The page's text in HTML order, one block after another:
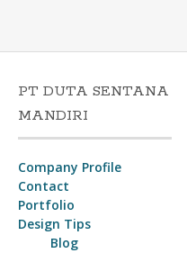
PT DUTA SENTANA
MANDIRI
Company Profile
Contact
Portfolio
Design Tips
Blog